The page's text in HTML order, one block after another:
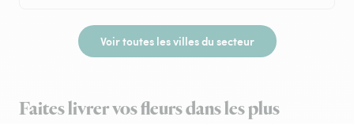
Voir toutes les villes du secteur
Faites livrer vos fleurs dans les plus